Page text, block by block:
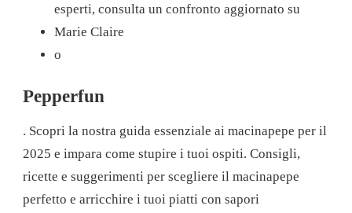
esperti, consulta un confronto aggiornato su
Marie Claire
o
Pepperfun
. Scopri la nostra guida essenziale ai macinapepe per il
2025 e impara come stupire i tuoi ospiti. Consigli,
ricette e suggerimenti per scegliere il macinapepe
perfetto e arricchire i tuoi piatti con sapori